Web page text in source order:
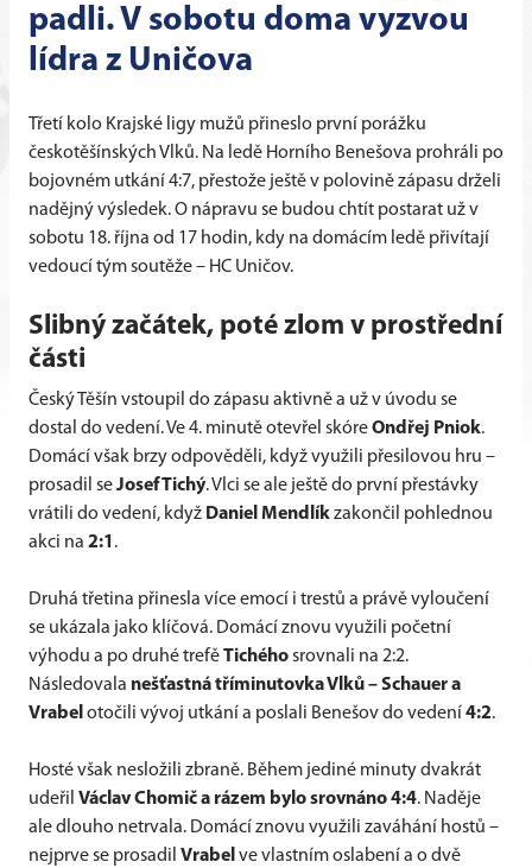
padli. V sobotu doma vyzvou
lídra z Uničova
Třetí kolo Krajské ligy mužů přineslo první porážku
českotěšínských Vlků. Na ledě Horního Benešova prohráli po
bojovném utkání 4:7, přestože ještě v polovině zápasu drželi
nadějný výsledek. O nápravu se budou chtít postarat už v
sobotu 18. října od 17 hodin, kdy na domácím ledě přivítají
vedoucí tým soutěže – HC Uničov.
Slibný začátek, poté zlom v prostřední
části
Český Těšín vstoupil do zápasu aktivně a už v úvodu se
dostal do vedení. Ve 4. minutě otevřel skóreOndřej Pniok.
Domácí však brzy odpověděli, když využili přesilovou hru –
prosadil seJosef Tichý. Vlci se ale ještě do první přestávky
vrátili do vedení, když Daniel Mendlíkzakončil pohlednou
akci na 2:1 .
Druhá třetina přinesla více emocí i trestů a právě vyloučení
se ukázala jako klíčová. Domácí znovu využili početní
výhodu a po druhé trefěTichéhosrovnali na 2:2.
Následovala nešťastná tříminutovka Vlků – Schauer a
Vrabel otočili vývoj utkání a poslali Benešov do vedení 4:2.
Hosté však nesložili zbraně. Během jediné minuty dvakrát
udeřil Václav Chomič a rázem bylo srovnáno 4:4. Naděje
ale dlouho netrvala. Domácí znovu využili zaváhání hostů –
nejprve se prosadil Vrabel ve vlastním oslabení a o dvě